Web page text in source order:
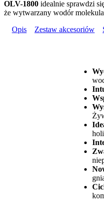
OLV-1800 idealnie sprawdzi
że wytwarzany wodór
Opis
Zestaw akcesoriów